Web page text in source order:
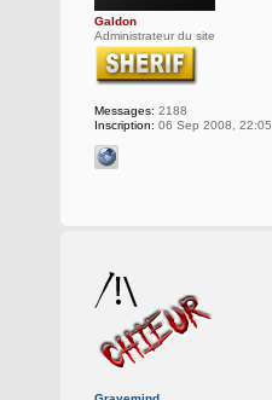
Galdon
Administrateur du site
Messages: 2188
Inscription: 06 Sep 2008, 22:05